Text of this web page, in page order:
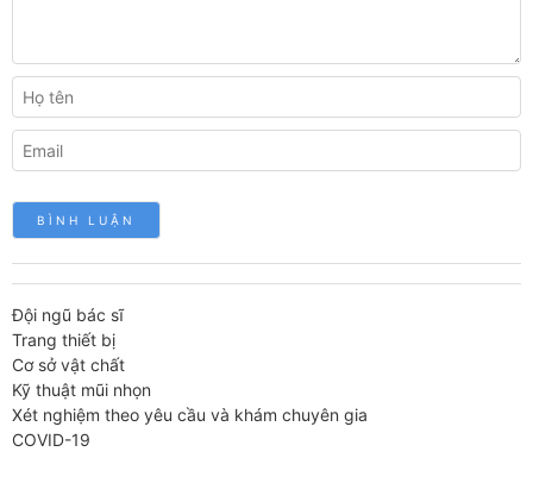
Đội ngũ bác sĩ
Trang thiết bị
Cơ sở vật chất
Kỹ thuật mũi nhọn
Xét nghiệm theo yêu cầu và khám chuyên gia
COVID-19